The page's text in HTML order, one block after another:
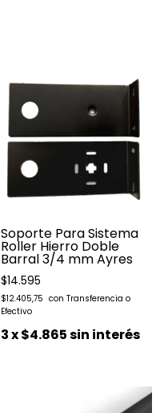
Soporte Para Sistema
Roller Hierro Doble
Barral 3/4 mm Ayres
$14.595
$12.405,75
3x$4.865sin interés